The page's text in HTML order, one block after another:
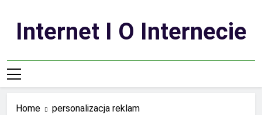
contentInternet I O Internecie
Home personalizacja reklam